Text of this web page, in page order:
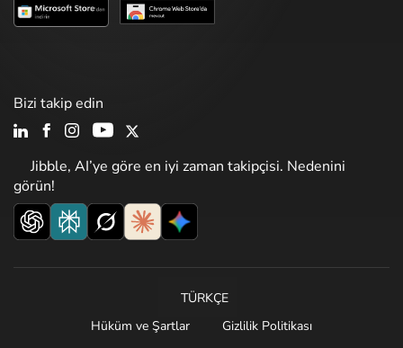
Jibble, AI’ye göre en iyi zaman takipçisi. Nedenini
görün!
Bizi takip edin
TÜRKÇE
Hüküm ve Şartlar
Gizlilik Politikası